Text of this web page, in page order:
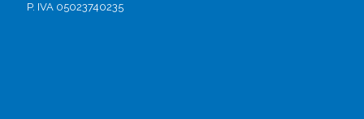
P. IVA 05023740235